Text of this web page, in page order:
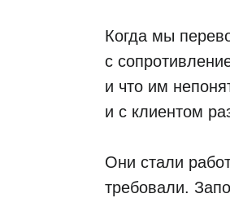
Когда мы
с
и что им
и с клиентом
Они стали
требовали.